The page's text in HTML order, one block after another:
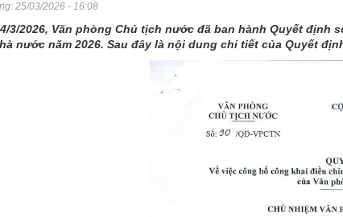
25/03/2026 - 16:08
3/2026, Văn phòng Chủ tịch nước đã ban hành Quyết định
nước năm 2026. Sau đây là nội dung chi tiết của Quyết